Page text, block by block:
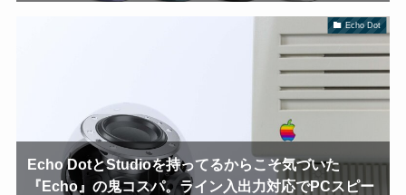
Echo Dot
Echo DotとStudioを持ってるからこそ気づいた
『Echo』の鬼コスパ。ライン入出力対応でPCスピー